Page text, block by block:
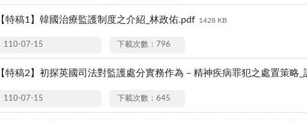
【特稿1】韓國治療監護制度之介紹_林政佑.pdf 1428 KB
110-07-15 下載次數：796
【特稿2】初探英國司法對監護處分實務作為－精神疾病罪犯之處置策略
110-07-15 下載次數：645